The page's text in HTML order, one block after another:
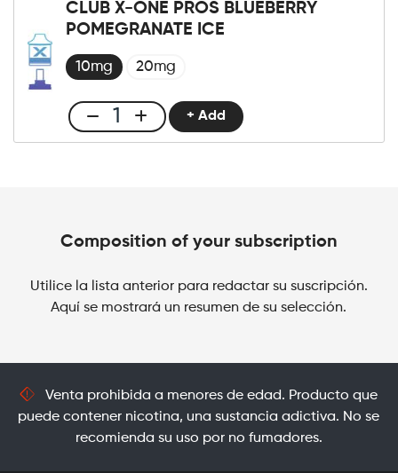
Pro
Pods
Raspberry
Cherry
CLUB X-ONE PROS BLUEBERRY
POMEGRANATE ICE
10mg 20mg
Club
X-
Pods
+ Add
Composition of your subscription
Utilice la lista anterior para redactar su suscripción.
Aquí se mostrará un resumen de su selección.
Venta prohibida a menores de edad. Producto que
puede contener nicotina, una sustancia adictiva. No se
recomienda su uso por no fumadores.